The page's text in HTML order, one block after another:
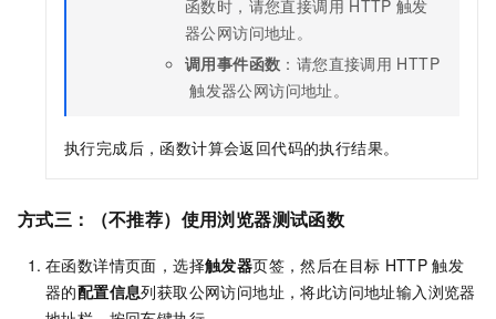
函数时，请您直接调用 HTTP 触发
器公网访问地址。
调用事件函数 ：请您直接调用 HTTP
触发器公网访问地址。
执行完成后， 函数计算会返回代码的执行结果。
方式三：（不推荐）使用浏览器测试函数
在函数详情页面，选择触发器页签，然后在目标 HTTP 触发
器的配置信息列获取公网访问地址，将此访问地址输入浏览器